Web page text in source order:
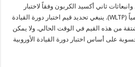
ثاني أكسيد الكربون وفقاً لاختبار
(
WLTP). ينبغي تحديد قيم اختبار دورة القيادة
من هذه القيم في الوقت الحالي. ولا يمكن
على أساس اختبار دورة القيادة الأوروبية